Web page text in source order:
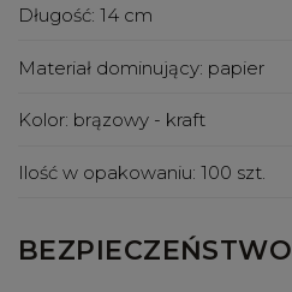
Długość: 14 cm
Materiał dominujący: papier
Kolor: brązowy - kraft
Ilość w opakowaniu: 100 szt.
BEZPIECZEŃSTWO